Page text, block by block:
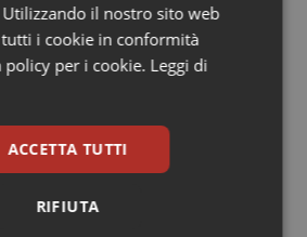
& Testa Collo
interessarti in
Asl
il nostro sito web
i cookie in conformità
policy per i cookie. Leggi di
ACCETTA TUTTI
RIFIUTA